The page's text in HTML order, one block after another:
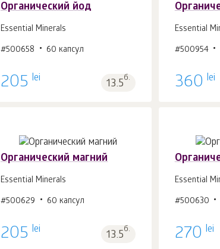
Органический йод
Essential Minerals
#500658 60 капсул
205 lei 13.5б.
В корзину 1
Essential
#500954
360 lei
Органический магний
Essential Minerals
#500629 60 капсул
205 lei 13.5б.
В корзину 1
Essential
#500630
270 lei